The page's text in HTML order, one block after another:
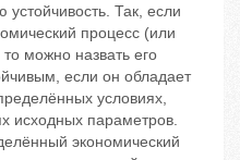
Так, если
процесс (или
можно назвать его
если он обладает
условиях,
исходных параметров.
экономический